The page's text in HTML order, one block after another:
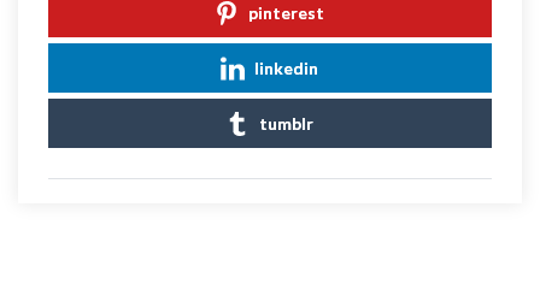
pinterest
linkedin
tumblr